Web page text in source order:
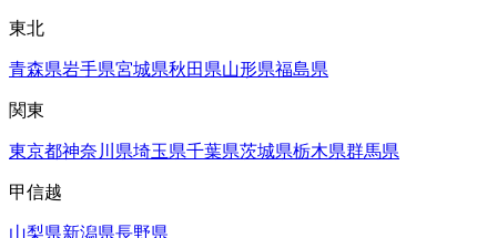
東北
青森県岩手県宮城県秋田県山形県福島県
関東
東京都神奈川県埼玉県千葉県茨城県栃木県群馬県
甲信越
山梨県新潟県長野県